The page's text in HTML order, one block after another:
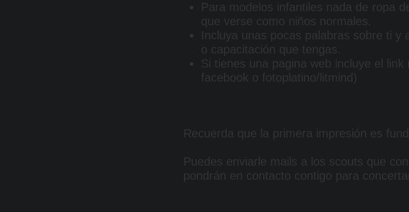
Para modelos infantiles nada de ropa
que verse como niños normales.
Incluya unas pocas palabras sobre ti y
o capacitación que tengas.
Si tienes una pagina web incluye el
facebook o fotoplatino/litmind)
Recuerda que la primera impresión es
Puedes enviarle mails a los scouts que
pondrán en contacto contigo para